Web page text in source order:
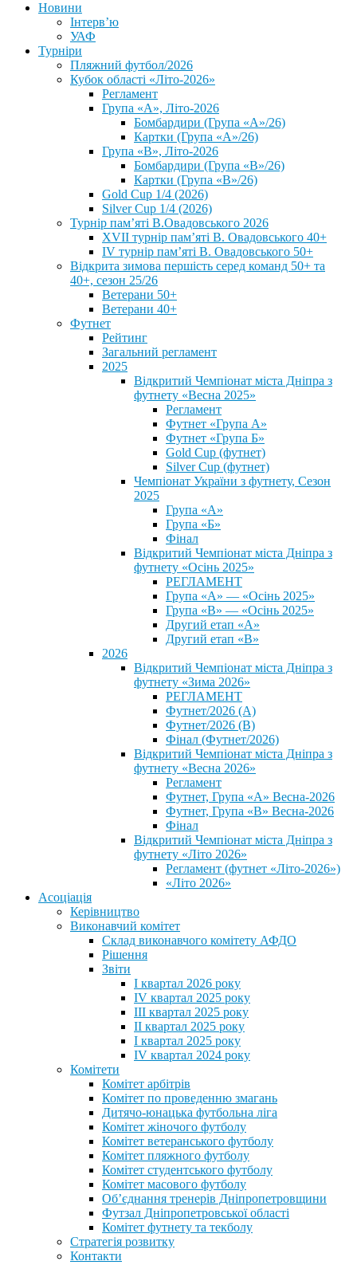
Новини
Інтерв’ю
УАФ
Турніри
Пляжний футбол/2026
Кубок області «Літо-2026»
Регламент
Група «А», Літо-2026
Бомбардири (Група «А»/26)
Картки (Група «А»/26)
Група «В», Літо-2026
Бомбардири (Група «В»/26)
Картки (Група «В»/26)
Gold Cup 1/4 (2026)
Silver Cup 1/4 (2026)
Турнір пам’яті В.Овадовського 2026
XVII турнір пам’яті В. Овадовського 40+
IV турнір пам’яті В. Овадовського 50+
Відкрита зимова першість серед команд 50+ та
40+, сезон 25/26
Ветерани 50+
Ветерани 40+
Футнет
Рейтинг
Загальний регламент
2025
Відкритий Чемпіонат міста Дніпра з
футнету «Весна 2025»
Регламент
Футнет «Група А»
Футнет «Група Б»
Gold Cup (футнет)
Silver Cup (футнет)
Чемпіонат України з футнету, Сезон
2025
Група «А»
Група «Б»
Фінал
Відкритий Чемпіонат міста Дніпра з
футнету «Осінь 2025»
РЕГЛАМЕНТ
Група «А» — «Осінь 2025»
Група «В» — «Осінь 2025»
Другий етап «А»
Другий етап «В»
2026
Відкритий Чемпіонат міста Дніпра з
футнету «Зима 2026»
РЕГЛАМЕНТ
Футнет/2026 (А)
Футнет/2026 (В)
Фінал (Футнет/2026)
Відкритий Чемпіонат міста Дніпра з
футнету «Весна 2026»
Регламент
Футнет, Група «А» Весна-2026
Футнет, Група «В» Весна-2026
Фінал
Відкритий Чемпіонат міста Дніпра з
футнету «Літо 2026»
Регламент (футнет «Літо-2026»)
«Літо 2026»
Асоціація
Керівництво
Виконавчий комітет
Склад виконавчого комітету АФДО
Рішення
Звіти
I квартал 2026 року
IV квартал 2025 року
III квартал 2025 року
II квартал 2025 року
I квартал 2025 року
IV квартал 2024 року
Комітети
Комітет арбітрів
Комітет по проведенню змагань
Дитячо-юнацька футбольна ліга
Комітет жіночого футболу
Комітет ветеранського футболу
Комітет пляжного футболу
Комітет студентського футболу
Комітет масового футболу
Обʼєднання тренерів Дніпропетровщини
Футзал Дніпропетровської області
Комітет футнету та текболу
Стратегія розвитку
Контакти